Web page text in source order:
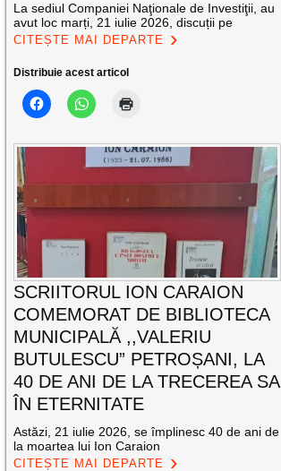
La sediul Companiei Naţionale de Investiţii, au
avut loc marți, 21 iulie 2026, discuții pe
CITEȘTE MAI DEPARTE
Distribuie acest articol
SCRIITORUL ION CARAION
COMEMORAT DE BIBLIOTECA
MUNICIPALĂ ,,VALERIU
BUTULESCU” PETROȘANI, LA
40 DE ANI DE LA TRECEREA SA
ÎN ETERNITATE
Astăzi, 21 iulie 2026, se împlinesc 40 de ani de
la moartea lui Ion Caraion
CITEȘTE MAI DEPARTE